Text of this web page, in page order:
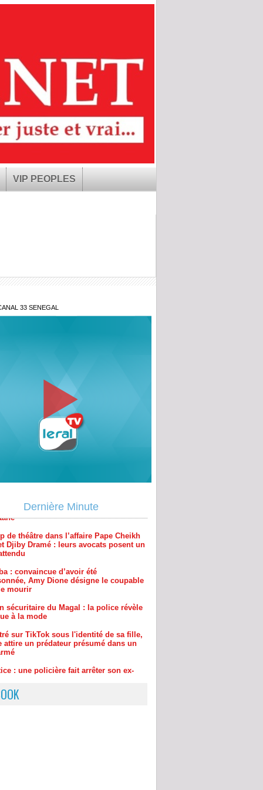
VIP PEOPLES
33 SENEGAL
Dernière Minute
deux véhicules légers à hauteur de
de théâtre dans l’affaire Pape Cheikh
Djiby Dramé : leurs avocats posent un
: convaincue d’avoir été
Amy Dione désigne le coupable
sécuritaire du Magal : la police révèle
à la mode
sur TikTok sous l'identité de sa fille,
attire un prédateur présumé dans un
: une policière fait arrêter son ex-
les détails de l'enquête